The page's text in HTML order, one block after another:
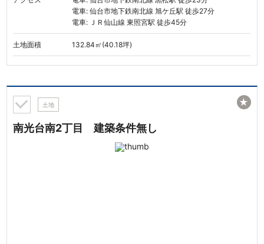
電車: 仙台市地下鉄南北線 旭ケ丘駅 徒歩27分
電車: ＪＲ仙山線 東照宮駅 徒歩45分
土地面積 132.84㎡(40.18坪)
土地
南光台南2丁目 建築条件無し
★